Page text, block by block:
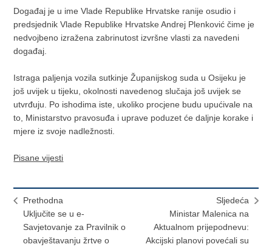
Događaj je u ime Vlade Republike Hrvatske ranije osudio i
predsjednik Vlade Republike Hrvatske Andrej Plenković čime je
nedvojbeno izražena zabrinutost izvršne vlasti za navedeni
događaj.
Istraga paljenja vozila sutkinje Županijskog suda u Osijeku je
još uvijek u tijeku, okolnosti navedenog slučaja još uvijek se
utvrđuju. Po ishodima iste, ukoliko procjene budu upućivale na
to, Ministarstvo pravosuđa i uprave poduzet će daljnje korake i
mjere iz svoje nadležnosti.
Pisane vijesti
Prethodna
Uključite se u e-
Savjetovanje za Pravilnik o
obavještavanju žrtve o
Sljedeća
Ministar Malenica na
Aktualnom prijepodnevu:
Akcijski planovi povećali su